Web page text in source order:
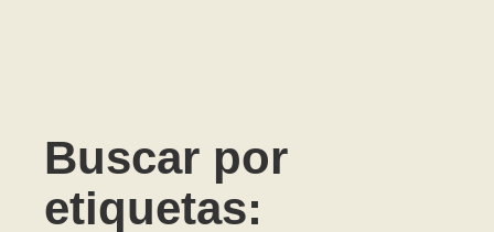
Buscar por
etiquetas: